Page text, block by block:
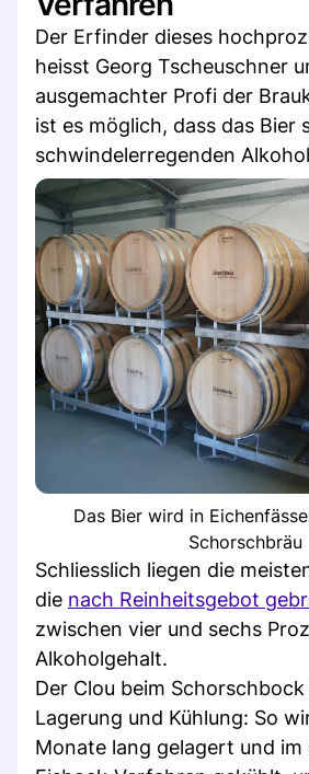
Der Erfinder dieses
heisst Georg Tscheuschner
ausgemachter Profi der
ist es möglich, dass das Bier
schwindelerregenden
Das Bier wird in
Schorschbräu
Schliesslich liegen die
die nach Reinheitsgebot
zwischen vier und sechs
Alkoholgehalt.
Der Clou beim
Lagerung und Kühlung: So
Monate lang gelagert und im